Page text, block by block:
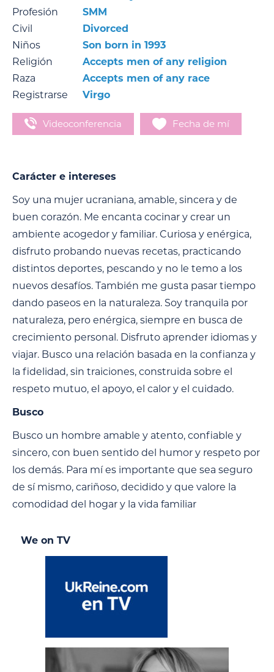
Profesión
SMM
Civil
Divorced
Niños
Son born in 1993
Religión
Accepts men of any religion
Raza
Accepts men of any race
Registrarse
Virgo
Videoconferencia Fecha de mí
Carácter e intereses
Soy una mujer ucraniana, amable, sincera y de
buen corazón. Me encanta cocinar y crear un
ambiente acogedor y familiar. Curiosa y enérgica,
disfruto probando nuevas recetas, practicando
distintos deportes, pescando y no le temo a los
nuevos desafíos. También me gusta pasar tiempo
dando paseos en la naturaleza. Soy tranquila por
naturaleza, pero enérgica, siempre en busca de
crecimiento personal. Disfruto aprender idiomas y
viajar. Busco una relación basada en la confianza y
la fidelidad, sin traiciones, construida sobre el
respeto mutuo, el apoyo, el calor y el cuidado.
Busco
Busco un hombre amable y atento, confiable y
sincero, con buen sentido del humor y respeto por
los demás. Para mí es importante que sea seguro
de sí mismo, cariñoso, decidido y que valore la
comodidad del hogar y la vida familiar
We on TV